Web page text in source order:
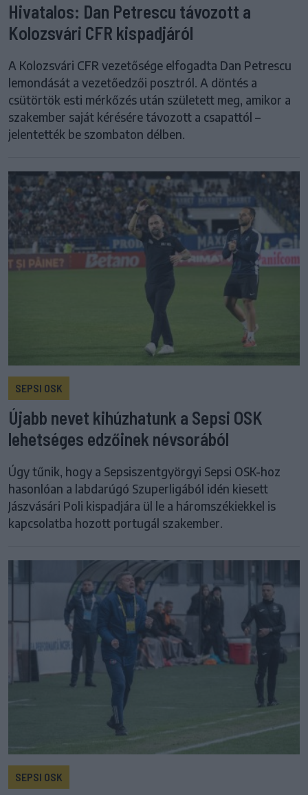
Hivatalos: Dan Petrescu távozott a
Kolozsvári CFR kispadjáról
A Kolozsvári CFR vezetősége elfogadta Dan Petrescu
lemondását a vezetőedzői posztról. A döntés a
csütörtök esti mérkőzés után született meg, amikor a
szakember saját kérésére távozott a csapattól –
jelentették be szombaton délben.
SEPSI OSK
Újabb nevet kihúzhatunk a Sepsi OSK
lehetséges edzőinek névsorából
Úgy tűnik, hogy a Sepsiszentgyörgyi Sepsi OSK-hoz
hasonlóan a labdarúgó Szuperligából idén kiesett
Jászvásári Poli kispadjára ül le a háromszékiekkel is
kapcsolatba hozott portugál szakember.
SEPSI OSK